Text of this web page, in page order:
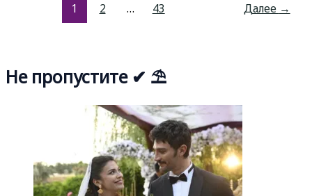
1 2 … 43 Далее →
Не пропустите ✔ ⛱